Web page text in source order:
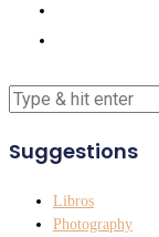
Suggestions
Libros
Photography